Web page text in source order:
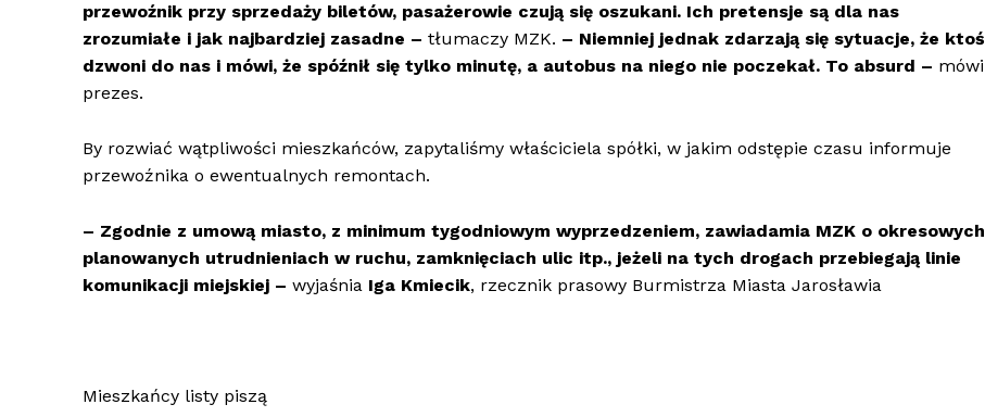
przewoźnik przy sprzedaży biletów, pasażerowie czują się oszukani. Ich pretensje są dla nas
zrozumiałe i jak najbardziej zasadne – tłumaczy MZK. – Niemniej jednak zdarzają się sytuacje, że ktoś
dzwoni do nas i mówi, że spóźnił się tylko minutę, a autobus na niego nie poczekał. To absurd – mówi
prezes.
By rozwiać wątpliwości mieszkańców, zapytaliśmy właściciela spółki, w jakim odstępie czasu informuje
przewoźnika o ewentualnych remontach.
– Zgodnie z umową miasto, z minimum tygodniowym wyprzedzeniem, zawiadamia MZK o okresowych
planowanych utrudnieniach w ruchu, zamknięciach ulic itp., jeżeli na tych drogach przebiegają linie
komunikacji miejskiej – wyjaśnia Iga Kmiecik, rzecznik prasowy Burmistrza Miasta Jarosławia
Mieszkańcy listy piszą